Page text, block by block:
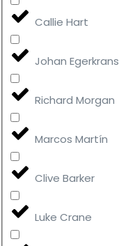
Callie Hart
Johan Egerkrans
Richard Morgan
Marcos Martín
Clive Barker
Luke Crane